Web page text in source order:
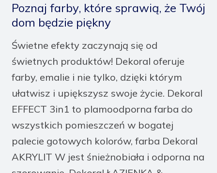
Poznaj farby, które sprawią, że Twój
dom będzie piękny
Świetne efekty zaczynają się od
świetnych produktów! Dekoral oferuje
farby, emalie i nie tylko, dzięki którym
ułatwisz i upiększysz swoje życie. Dekoral
EFFECT 3in1 to plamoodporna farba do
wszystkich pomieszczeń w bogatej
palecie gotowych kolorów, farba Dekoral
AKRYLIT W jest śnieżnobiała i odporna na